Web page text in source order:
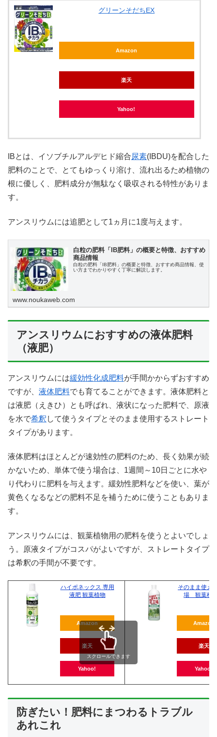
グリーンそだちEX
Amazon
楽天
Yahoo!
IBとは、イソブチルアルデヒド縮合尿素(IBDU)を配合した
肥料のことで、とてもゆっくり溶け、流れ出るため植物の
根に優しく、肥料成分が無駄なく吸収される特性がありま
す。
アンスリウムには追肥として1ヵ月に1度与えます。
白粒の肥料「IB肥料」の概要と特徴、おすすめ
商品情報
白粒の肥料「IB肥料」の概要と特徴、おすすめ商品情報、使
い方までわかりやすく丁寧に解説します。
www.noukaweb.com
アンスリウムにおすすめの液体肥料
（液肥）
アンスリウムには緩効性化成肥料が手間かからずおすすめ
ですが、 液体肥料でも育てることができます。液体肥料と
は液肥（えきひ）とも呼ばれ、液状になった肥料で、原液
を水で希釈 して使うタイプとそのまま使用するストレート
タイプがあります。
液体肥料はほとんどが速効性の肥料のため、長く効果が続
かないため、単体で使う場合は、1週間～10日ごとに水や
り代わりに肥料を与えます。緩効性肥料などを使い、葉が
黄色くなるなどの肥料不足を補うために使うこともありま
す。
アンスリウムには、観葉植物用の肥料を使うとよいでしょ
う。原液タイプがコスパがよいですが、ストレートタイプ
は希釈の手間が不要です。
ハイポネックス 専用
液肥 観葉植物
Amazon
楽天
Yahoo!
そのまま使え
場 観葉植
Amazon
楽天
Yahoo!
スクロールできます
防ぎたい！肥料にまつわるトラブル
あれこれ